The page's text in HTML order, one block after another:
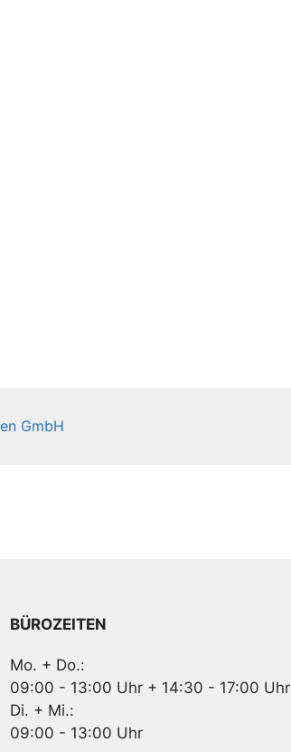
GmbH
BÜROZEITEN
Mo. + Do.:
09:00 - 13:00 Uhr + 14:30 - 17:00 Uhr
Di. + Mi.:
09:00 - 13:00 Uhr